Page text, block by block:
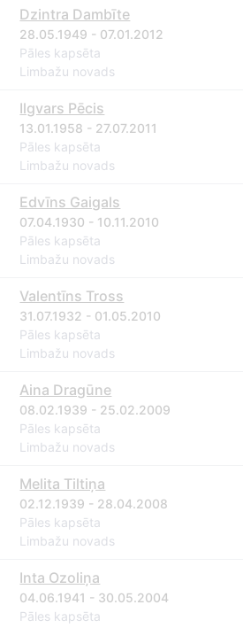
Dzintra Dambīte
28.05.1949 - 07.01.2012
Pāles kapsēta
Limbažu novads
Ilgvars Pēcis
13.01.1958 - 27.07.2011
Pāles kapsēta
Limbažu novads
Edvīns Gaigals
07.04.1930 - 10.11.2010
Pāles kapsēta
Limbažu novads
Valentīns Tross
31.07.1932 - 01.05.2010
Pāles kapsēta
Limbažu novads
Aina Dragūne
08.02.1939 - 25.02.2009
Pāles kapsēta
Limbažu novads
Melita Tiltiņa
02.12.1939 - 28.04.2008
Pāles kapsēta
Limbažu novads
Inta Ozoliņa
04.06.1941 - 30.05.2004
Pāles kapsēta